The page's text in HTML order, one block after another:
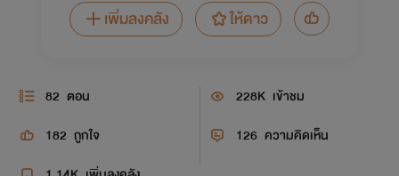
เพิ่มลงคลัง
ให้ดาว
82 ตอน 228K เข้าชม
182 ถูกใจ 126 ความคิดเห็น